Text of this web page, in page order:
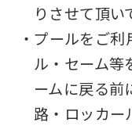
りさせて頂い
・プールをご
ル・セーム等
ームに戻る前
路・ロッカー